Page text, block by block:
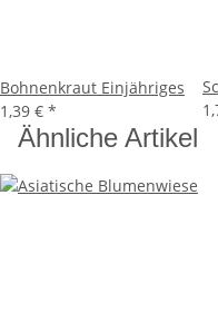
Bohnenkraut Einjähriges
1,39 € *
Ähnliche Artikel